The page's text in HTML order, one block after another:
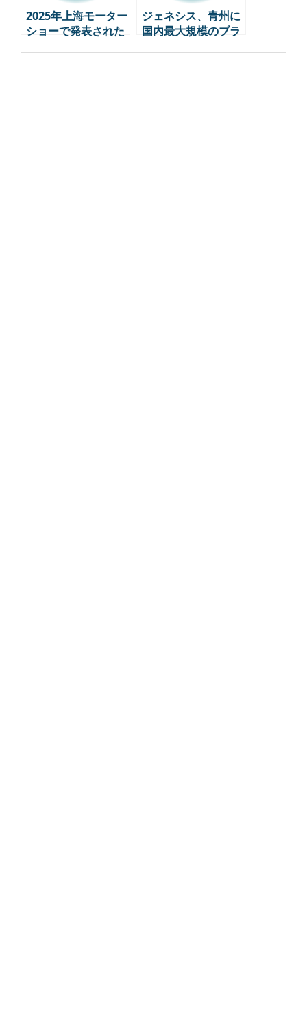
2025年上海モーター
ショーで発表された
ジェネシス、青州に
国内最大規模のブラ